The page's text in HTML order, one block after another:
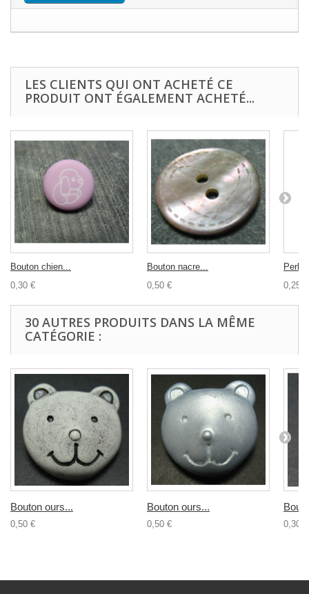
LES CLIENTS QUI ONT ACHETÉ CE
PRODUIT ONT ÉGALEMENT ACHETÉ...
Bouton chien...
0,30 €
Bouton nacre...
0,50 €
Perle
0,25 €
30 AUTRES PRODUITS DANS LA MÊME
CATÉGORIE :
Bouton ours...
0,50 €
Bouton ours...
0,50 € 0,30 €